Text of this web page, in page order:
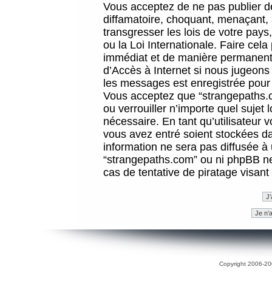
Vous acceptez de ne pas publier
diffamatoire, choquant,
transgresser les lois de votre
ou la Loi Internationale. Faire
immédiat et de manière
d’Accès à Internet si nous
les messages est enregistrée
Vous acceptez que
ou verrouiller n’importe quel sujet
nécessaire. En tant qu’utilisateur
vous avez entré soient stockées
information ne sera pas diffusée
“strangepaths.com” ou ni phpBB
cas de tentative de piratage
Copyright 2006-